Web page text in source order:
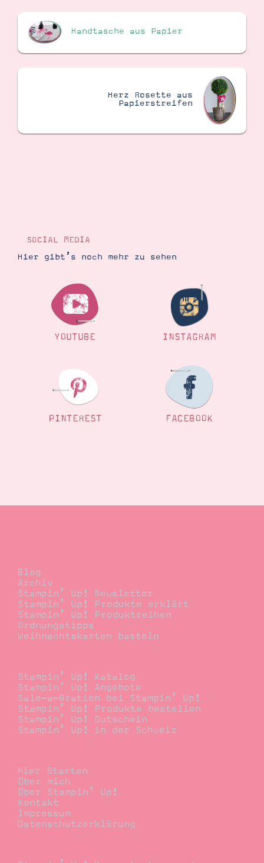
Handtasche aus Papier
Herz Rosette aus
Papierstreifen
SOCIAL MEDIA
Hier gibt’s noch mehr zu sehen
YOUTUBE INSTAGRAM
PINTEREST FACEBOOK
Blog
Archiv
Stampin’ Up! Newsletter
Stampin’ Up! Produkte erklärt
Stampin’ Up! Produktreihen
Ordnungstipps
Weihnachtskarten basteln
Stampin’ Up! Katalog
Stampin’ Up! Angebote
Sale-a-Bration bei Stampin’ Up!
Stampin’ Up! Produkte bestellen
Stampin’ Up! Gutschein
Stampin’ Up! in der Schweiz
Hier Starten
Über mich
Über Stampin’ Up!
Kontakt
Impressum
Datenschutzerklärung